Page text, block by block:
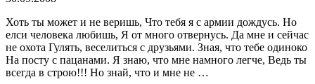
Хоть ты может и не веришь, Что тебя я с армии дождусь. Но
елси человека любишь, Я от много отвернусь. Да мне и сейчас
не охота Гулять, веселиться с друзьями. Зная, что тебе одиноко
На посту с пацанами. Я знаю, что мне намного легче, Ведь ты
всегда в строю!!! Но знай, что и мне не …